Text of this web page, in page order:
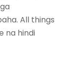
All things
na hindi